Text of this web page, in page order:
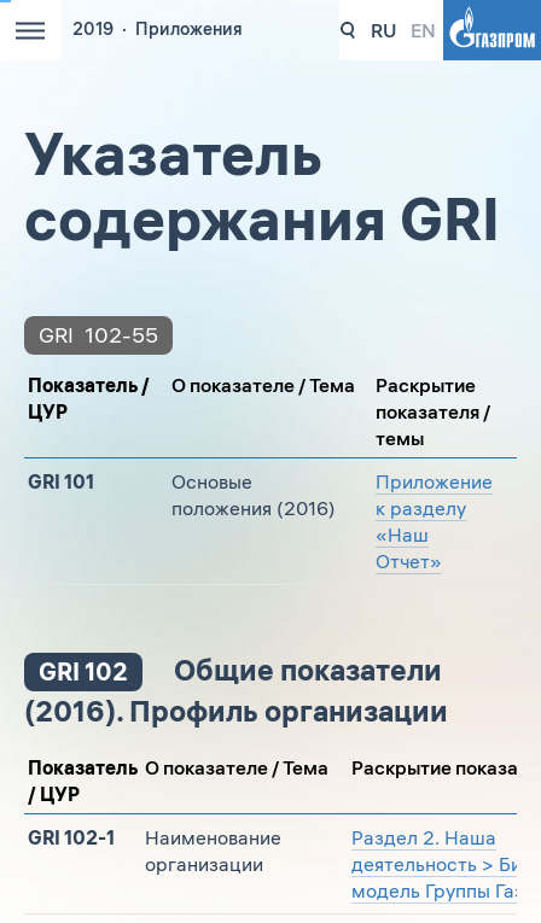
2019 Приложения RU EN
Указатель
содержания GRI
GRI 102-55
Показатель /
ЦУР
О показателе / Тема
Раскрытие
показателя /
темы
GRI 101
Основые
положения (2016)
Приложение
к разделу
«Наш
Отчет»
GRI 102
Общие показатели
(2016). Профиль организации
Показатель
/ ЦУР
О показателе / Тема Раскрытие
GRI 102-1
Наименование
организации
Раздел 2. Наша
деятельность >
модель Группы